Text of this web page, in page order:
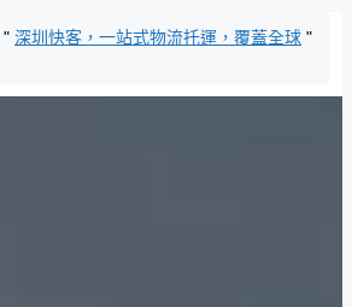
" 深圳快客，一站式物流托運，覆蓋全球 "